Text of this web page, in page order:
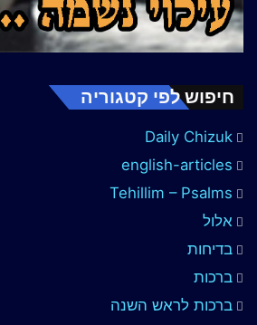
חיפוש לפי קטגוריה
Daily Chizuk
english-articles
Tehillim – Psalms
אלול
בדיחות
ברכות
ברכות לראש השנה